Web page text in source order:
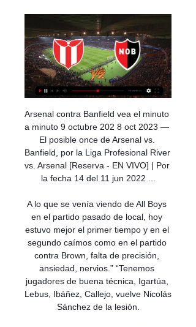
Arsenal contra Banfield vea el minuto
a minuto 9 octubre 202 8 oct 2023 —
El posible once de Arsenal vs.
Banfield, por la Liga Profesional River
vs. Arsenal [Reserva - EN VIVO] | Por
la fecha 14 del 11 jun 2022 ...
A lo que se venía viendo de All Boys
en el partido pasado de local, hoy
estuvo mejor el primer tiempo y en el
segundo caímos como en el partido
contra Brown, falta de precisión,
ansiedad, nervios.” “Tenemos
jugadores de buena técnica, Igartúa,
Lebus, Ibáñez, Callejo, vuelve Nicolás
Sánchez de la lesión.